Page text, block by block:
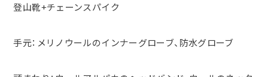
登山靴+チェーンスパイク
手元：メリノウールのインナーグローブ、防水グローブ